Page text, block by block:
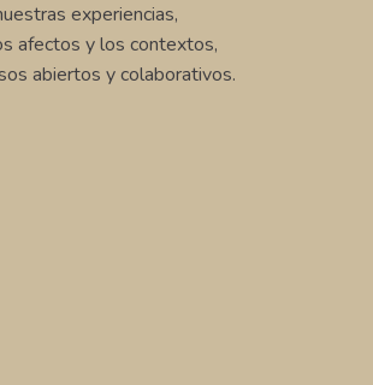
experiencias,
afectos y los contextos,
abiertos y colaborativos.